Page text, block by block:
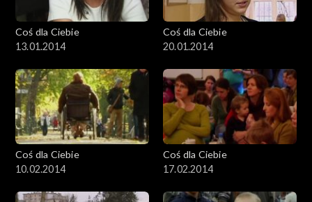
Coś dla Ciebie
13.01.2014
Coś dla Ciebie
20.01.2014
Coś dla Ciebie
10.02.2014
Coś dla Ciebie
17.02.2014